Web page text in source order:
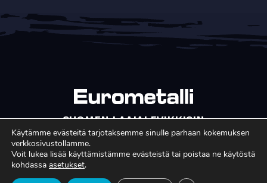
SUOMEN LAAJALEVIKKISIN
METALLITEOLLISUUDEN ERIKOISLEHTI
Copyright © Faktavisa Oy / Eurometalli 2017. All Rights
Reserved. · Toteutus:
Käytämme evästeitä tarjotaksemme sinulle parhaan kokemuksen
verkkosivustollamme.
Voit lukea lisää käyttämistämme evästeistä tai poistaa ne käytöstä
kohdassa asetukset.